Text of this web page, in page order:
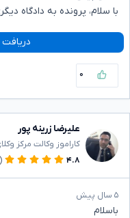
با سلام، پرونده به دادگاه
۰
علیرضا زرینه پور
کاراموز وکالت مرکز
۴.۸
(۱۴)
۵ سال پیش
باسلام